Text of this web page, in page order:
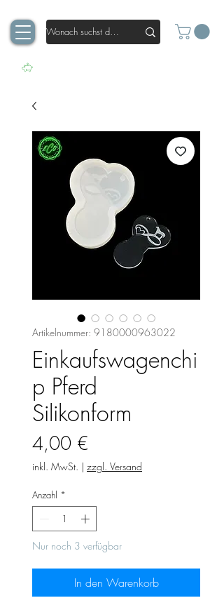
Artikelnummer: 9180000963022
Einkaufswagenchi
p Pferd
Silikonform
4,00 €
inkl. MwSt. | zzgl. Versand
Anzahl *
Nur noch 3 verfügbar
In den Warenkorb